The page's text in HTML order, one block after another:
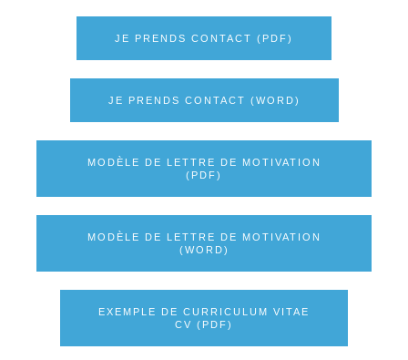
JE PRENDS CONTACT (PDF)
JE PRENDS CONTACT (WORD)
MODÈLE DE LETTRE DE MOTIVATION
(PDF)
MODÈLE DE LETTRE DE MOTIVATION
(WORD)
EXEMPLE DE CURRICULUM VITAE
CV (PDF)